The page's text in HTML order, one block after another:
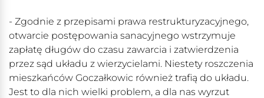
- Zgodnie z przepisami prawa restrukturyzacyjnego,
otwarcie postępowania sanacyjnego wstrzymuje
zapłatę długów do czasu zawarcia i zatwierdzenia
przez sąd układu z wierzycielami. Niestety roszczenia
mieszkańców Goczałkowic również trafią do układu.
Jest to dla nich wielki problem, a dla nas wyrzut